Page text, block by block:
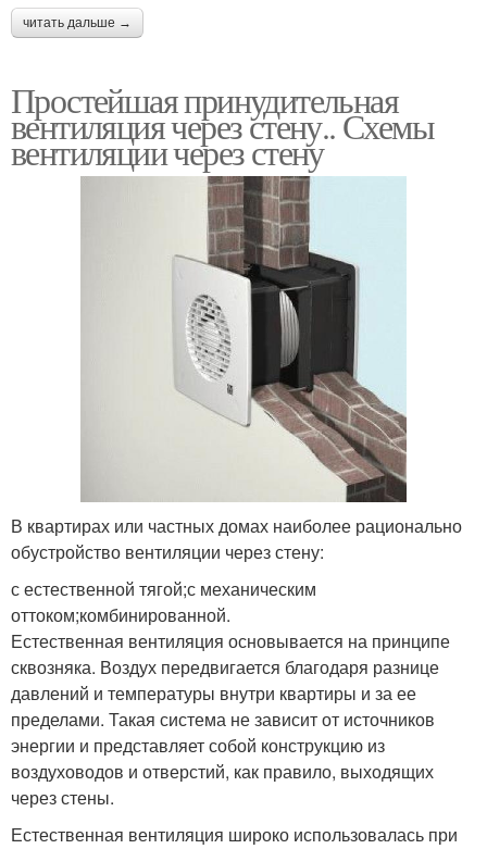
читать дальше →
Простейшая принудительная
вентиляция через стену.. Схемы
вентиляции через стену
В квартирах или частных домах наиболее рационально
обустройство вентиляции через стену:
с естественной тягой;с механическим
оттоком;комбинированной.
Естественная вентиляция основывается на принципе
сквозняка. Воздух передвигается благодаря разнице
давлений и температуры внутри квартиры и за ее
пределами. Такая система не зависит от источников
энергии и представляет собой конструкцию из
воздуховодов и отверстий, как правило, выходящих
через стены.
Естественная вентиляция широко использовалась при